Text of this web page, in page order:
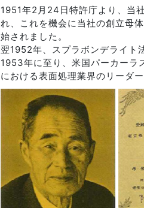
1951年2月24日特許庁より、当
れ、これを機会に当社の創立母
始されました。
翌1952年、スプラボンデライト
1953年に至り、米国パーカーラ
における表面処理業界のリーダ